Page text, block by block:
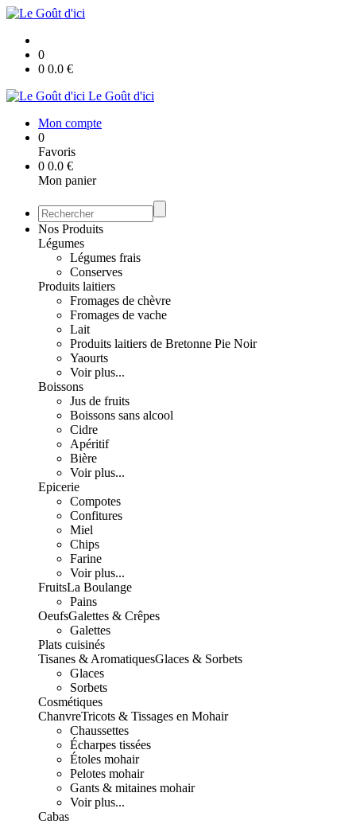
0
0 0.0 €
Le Goût d'ici
Mon compte
0
Favoris
0 0.0 €
Mon panier
Nos Produits
Légumes
Légumes frais
Conserves
Produits laitiers
Fromages de chèvre
Fromages de vache
Lait
Produits laitiers de Bretonne Pie Noir
Yaourts
Voir plus...
Boissons
Jus de fruits
Boissons sans alcool
Cidre
Apéritif
Bière
Voir plus...
Epicerie
Compotes
Confitures
Miel
Chips
Farine
Voir plus...
FruitsLa Boulange
Pains
OeufsGalettes & Crêpes
Galettes
Plats cuisinés
Tisanes & AromatiquesGlaces & Sorbets
Glaces
Sorbets
Cosmétiques
ChanvreTricots & Tissages en Mohair
Chaussettes
Écharpes tissées
Étoles mohair
Pelotes mohair
Gants & mitaines mohair
Voir plus...
Cabas